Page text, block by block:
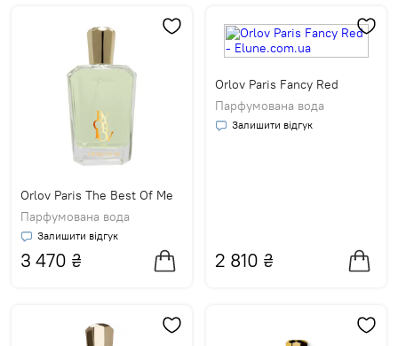
Orlov Paris The Best Of Me
Парфумована вода
Залишити відгук
3 470 ₴
Orlov Paris Fancy Red
Парфумована вода
Залишити відгук
2 810 ₴